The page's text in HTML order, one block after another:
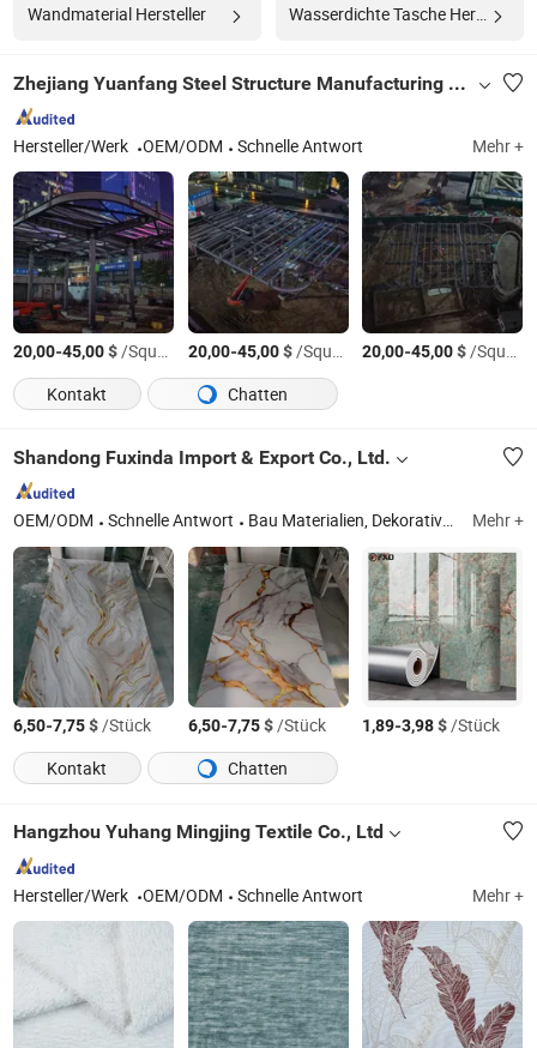
Wandmaterial Hersteller Wasserdichte Tasche Hersteller
Zhejiang Yuanfang Steel Structure Manufacturing Co., Ltd.
Hersteller/Werk OEM/ODM Schnelle Antwort Mehr +
20,00-45,00$/Square Meter 20,00-45,00$/Square Meter 20,00-45,00$/Square Meter
Kontakt
Chatten
Shandong Fuxinda Import & Export Co., Ltd.
OEM/ODM Schnelle Antwort Bau Materialien, Dekorative Paneele, Innen WPC Wandpaneel, Außen WPC Wandpaneel, UV Marmorplatte, Flexible Stein, PU Stein, WPC Säulenschlauch & Decke, WPC Terrassendielen, Bambus Aktivkohle Wandpaneel Spanplatte Mehr +
6,50-7,75$/Stück 6,50-7,75$/Stück 1,89-3,98$/Stück
Kontakt
Chatten
Hangzhou Yuhang Mingjing Textile Co., Ltd
Hersteller/Werk OEM/ODM Schnelle Antwort Mehr +